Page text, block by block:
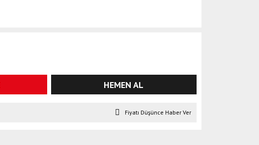
HEMEN AL
Fiyatı Düşünce Haber Ver